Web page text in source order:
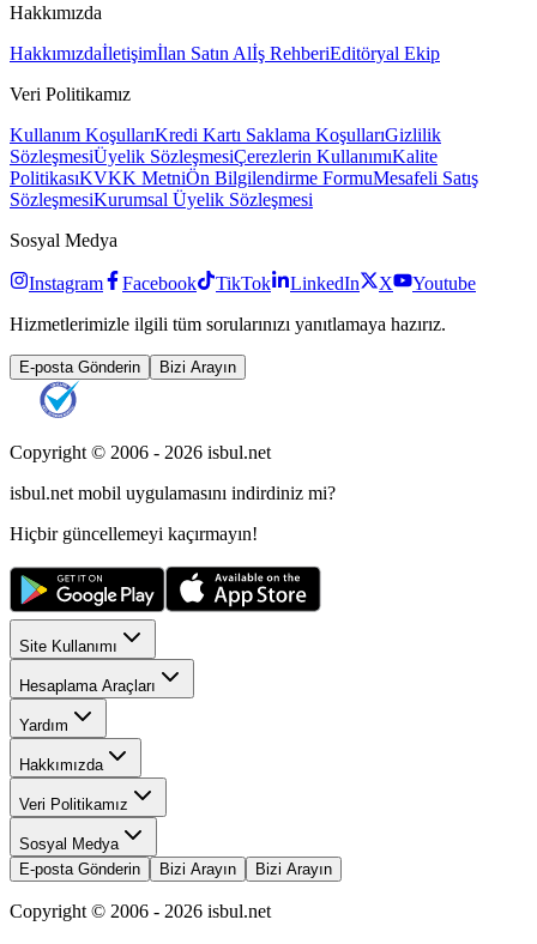
Hakkımızda
Hakkımızdaİletişimİlan Satın Alİş RehberiEditöryal Ekip
Veri Politikamız
Kullanım KoşullarıKredi Kartı Saklama KoşullarıGizlilik
SözleşmesiÜyelik SözleşmesiÇerezlerin KullanımıKalite
PolitikasıKVKK MetniÖn Bilgilendirme FormuMesafeli Satış
SözleşmesiKurumsal Üyelik Sözleşmesi
Sosyal Medya
Instagram Facebook TikTok LinkedIn X
Youtube
Hizmetlerimizle ilgili tüm sorularınızı yanıtlamaya hazırız.
E-posta Gönderin Bizi Arayın
Copyright © 2006 - 2026 isbul.net
isbul.net mobil uygulamasını indirdiniz mi?
Hiçbir güncellemeyi kaçırmayın!
Site Kullanımı
Hesaplama Araçları
Yardım
Hakkımızda
Veri Politikamız
Sosyal Medya
E-posta Gönderin
Bizi Arayın Bizi Arayın
Copyright © 2006 - 2026 isbul.net